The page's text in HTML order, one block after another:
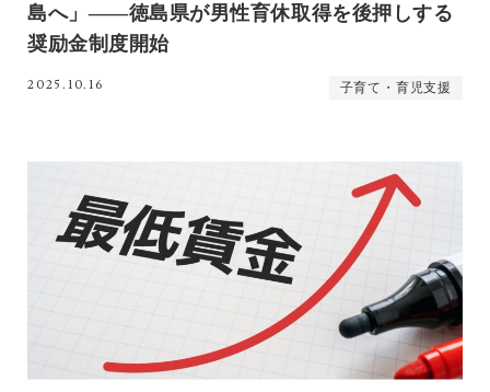
島へ」――徳島県が男性育休取得を後押しする
奨励金制度開始
2025.10.16 子育て・育児支援